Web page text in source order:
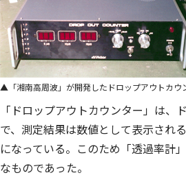
「湘南高周波」が開発したドロップアウトカウ
「ドロップアウトカウンター」は
で、測定結果は数値として表示され
になっている。このため「透過率計
なものであった。